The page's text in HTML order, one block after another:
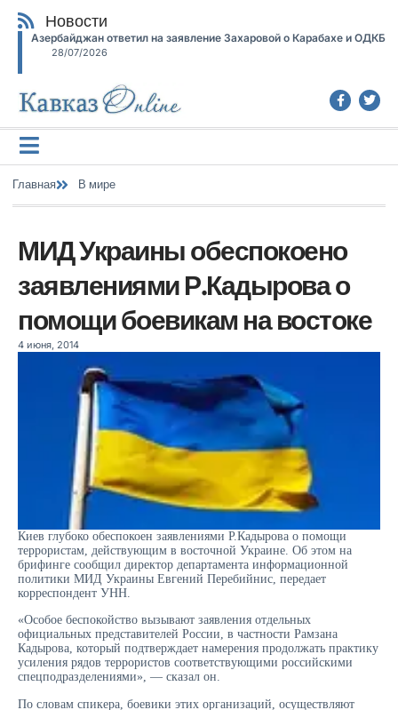
Новости
Азербайджан ответил на заявление Захаровой о Карабахе и ОДКБ
28/07/2026
Главная В мире
МИД Украины обеспокоено
заявлениями Р.Кадырова о
помощи боевикам на востоке
4 июня, 2014
Киев глубоко обеспокоен заявлениями Р.Кадырова о помощи
террористам, действующим в восточной Украине. Об этом на
брифинге сообщил директор департамента информационной
политики МИД Украины Евгений Перебийнис, передает
корреспондент УНН.
«Особое беспокойство вызывают заявления отдельных
официальных представителей России, в частности Рамзана
Кадырова, который подтверждает намерения продолжать практику
усиления рядов террористов соответствующими российскими
спецподразделениями», — сказал он.
По словам спикера, боевики этих организаций, осуществляют